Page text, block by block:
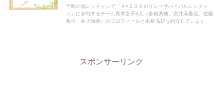
千鳥の鬼レンチャンで「４×２００ｍリレーサバイバルレンチャ
ン」に参戦するチーム青学女子4人（倉橋美穂、安井麻里花、佐藤
葵唯、井上瑞葵）のプロフィールと出身高校を紹介しています。
スポンサーリンク